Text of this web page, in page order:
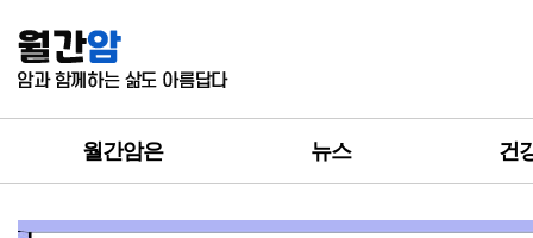
월간암은 뉴스 건